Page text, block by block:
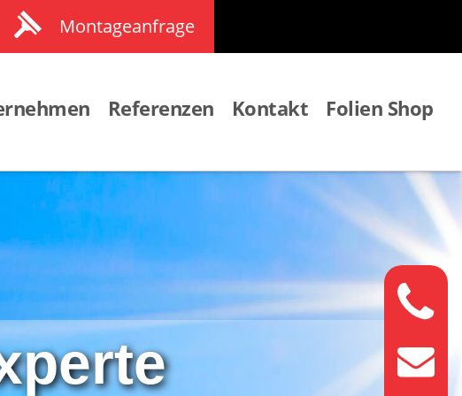
Montageanfrage
Referenzen Kontakt Folien Shop